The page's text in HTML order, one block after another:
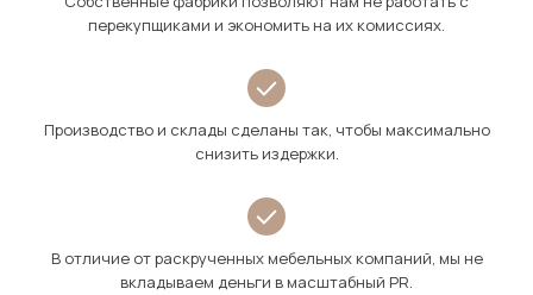
перекупщиками и экономить на их комиссиях.
Производство и склады сделаны так, чтобы максимально
снизить издержки.
В отличие от раскрученных мебельных компаний, мы не
вкладываем деньги в масштабный PR.